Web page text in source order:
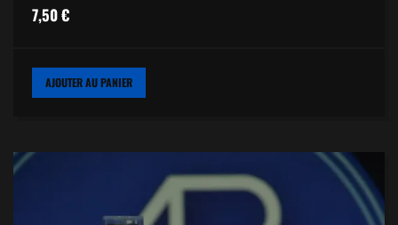
7,50€
AJOUTER AU PANIER